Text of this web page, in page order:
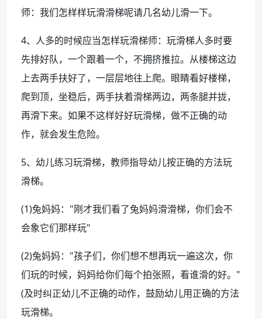
师：我们怎样样玩滑滑梯呢请几名幼儿滑一下。
4、人多的时候应当怎样玩滑梯师：玩滑梯人多时要
先排好队，一个跟着一个，不拥挤推拉。从楼梯这边
上去两手扶好了，一层层地往上爬。眼睛看好楼梯，
爬到顶，坐稳后，两手扶着滑梯两边，两条腿并拢，
再滑下来。如果不这样好好玩滑梯，做不正确的动
作，就会发生危险。
5、幼儿练习玩滑梯，教师指导幼儿按正确的方法玩
滑梯。
(1)兔妈妈："刚才我们看了兔妈妈滑滑梯，你们会不
会象它们那样玩"
(2)兔妈妈："孩子们，你们想不想再玩一遍这次，你
们玩的时候，妈妈给你们每个拍张照，看谁滑的好。"
(及时纠正幼儿不正确的动作，鼓励幼儿用正确的方法
玩滑梯。